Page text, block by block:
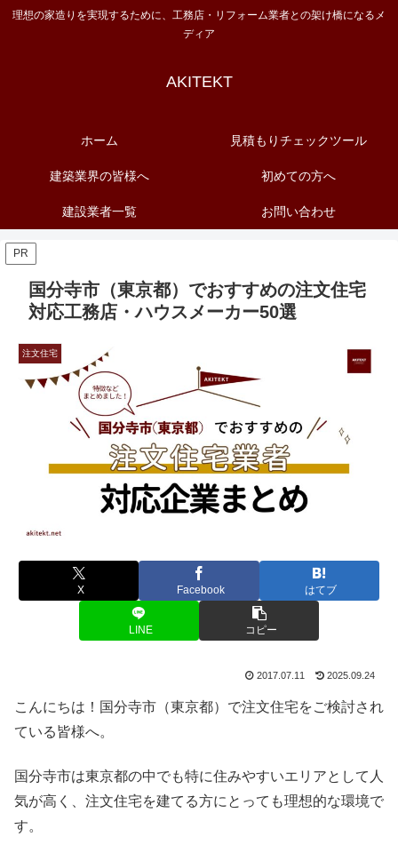
理想の家造りを実現するために、工務店・リフォーム業者との架け橋になるメ
ディア
AKITEKT
ホーム 見積もりチェックツール
建築業界の皆様へ 初めての方へ
建設業者一覧 お問い合わせ
PR
国分寺市（東京都）でおすすめの注文住宅
対応工務店・ハウスメーカー50選
注文住宅
X Facebook はてブ
LINE コピー
2017.07.11 2025.09.24
こんにちは！国分寺市（東京都）で注文住宅をご検討され
ている皆様へ。
国分寺市は東京都の中でも特に住みやすいエリアとして人
気が高く、注文住宅を建てる方にとっても理想的な環境で
す。